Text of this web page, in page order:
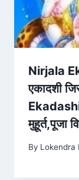
Nirjala
एकादशी
मुहूर्त,पूजा
By Lokendra